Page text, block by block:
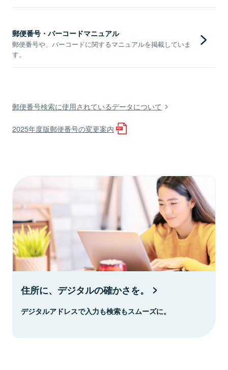
郵便番号・バーコードマニュアル
郵便番号や、バーコードに関するマニュアルを掲載していま
す。
郵便番号検索に使用されているデータについて
2025年度版郵便番号の変更案内
住所に、デジタルの確かさを。
デジタルアドレスで入力も検索もスムーズに。